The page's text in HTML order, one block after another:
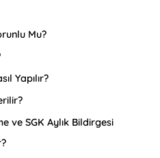
Mu?
Yapılır?
ve SGK Aylık Bildirgesi